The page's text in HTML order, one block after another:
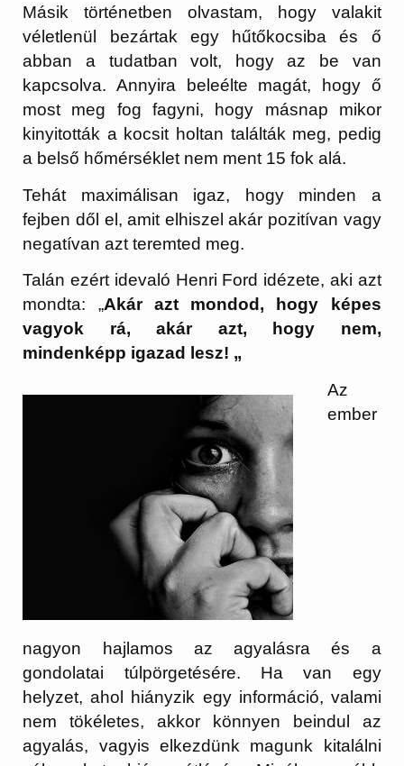
Másik történetben olvastam, hogy valakit
véletlenül bezártak egy hűtőkocsiba és ő
abban a tudatban volt, hogy az be van
kapcsolva. Annyira beleélte magát, hogy ő
most meg fog fagyni, hogy másnap mikor
kinyitották a kocsit holtan találták meg, pedig
a belső hőmérséklet nem ment 15 fok alá.
Tehát maximálisan igaz, hogy minden a
fejben dől el, amit elhiszel akár pozitívan vagy
negatívan azt teremted meg.
Talán ezért idevaló Henri Ford idézete, aki azt
mondta: „Akár azt mondod, hogy képes
vagyok rá, akár azt, hogy nem,
mindenképp igazad lesz! „
Az
ember
nagyon hajlamos az agyalásra és a
gondolatai túlpörgetésére. Ha van egy
helyzet, ahol hiányzik egy információ, valami
nem tökéletes, akkor könnyen beindul az
agyalás, vagyis elkezdünk magunk kitalálni